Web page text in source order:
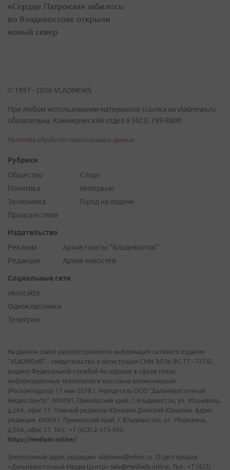
«Сердце Патрокла» забилось:
во Владивостоке открыли
новый сквер
© 1997 - 2026 VLADNEWS
При любом использовании материалов ссылка на vladnews.ru
обязательна. Коммерческий отдел 8 (423) 249-8800
Политика обработки персональных данных
Рубрики
Общество
Политика
Экономика
Происшествия
Спорт
Интервью
Город на ладони
Издательство
Реклама
Редакция
Архив газеты "Владивосток"
Архив новостей
Социальные сети
vkontakte
Одноклассники
Телеграм
На данном сайте распространяется информация сетевого издания
"VLADNEWS" - свидетельство о регистрации СМИ ЭЛ № ФС 77 - 72742,
выдано Федеральной службой по надзору в сфере связи,
информационных технологий и массовых коммуникаций
(Роскомнадзор) 17 мая 2018 г. Учредитель ООО "Дальневосточный
Медиа Центр". 690091, Приморский край, г. Владивосток, ул. Уборевича,
д.20А, офис 13. Главный редактор Юркевич Дмитрий Юрьевич. Адрес
редакции: 690091, Приморский край, г. Владивосток, ул. Уборевича,
д.20А, офис 13. Тел.: +7 (423) 2-415-600.
https://mediadv.online/
Электронный адрес редакции: vladnews@inbox.ru. Отдел продаж
«Дальневосточный Медиа Центр» sale@mediadv.online. Тел.: +7 (423)